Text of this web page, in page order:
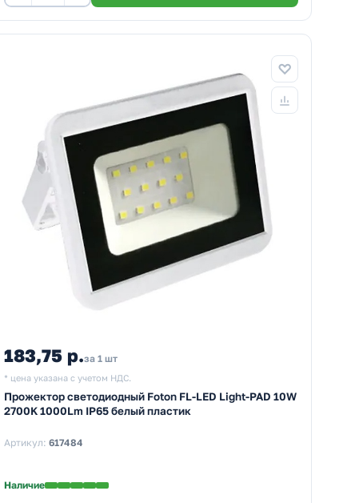
183,75 р.за 1 шт
* цена указана с учетом НДС.
Прожектор светодиодный Foton FL-LED Light-PAD 10W
2700K 1000Lm IP65 белый пластик
Артикул: 617484
Наличие